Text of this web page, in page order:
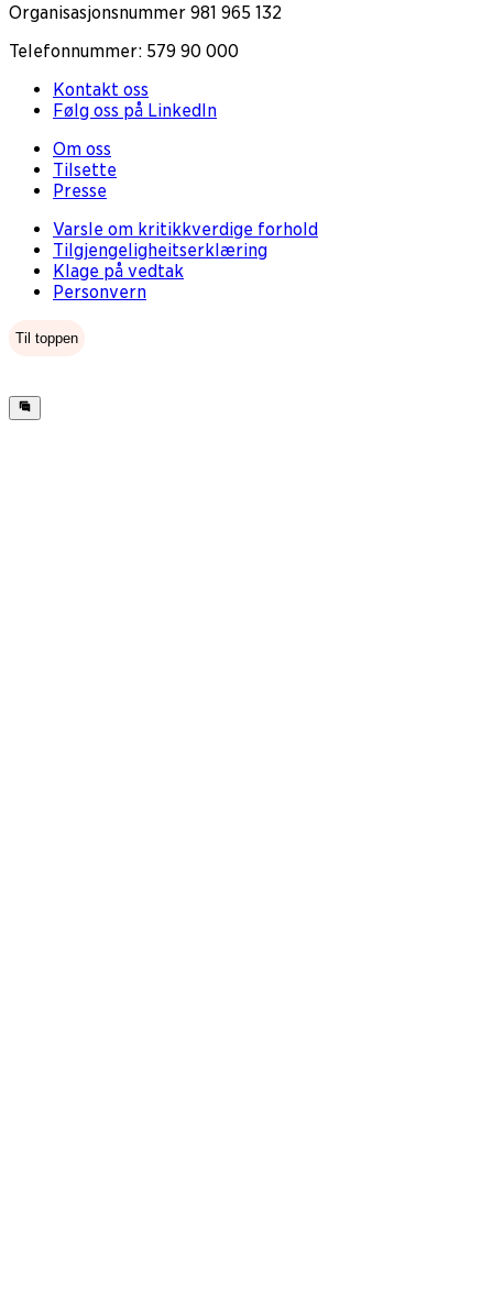
Organisasjonsnummer 981 965 132
Telefonnummer: 579 90 000
Kontakt oss
Følg oss på LinkedIn
Om oss
Tilsette
Presse
Varsle om kritikkverdige forhold
Tilgjengeligheitserklæring
Klage på vedtak
Personvern
Til toppen